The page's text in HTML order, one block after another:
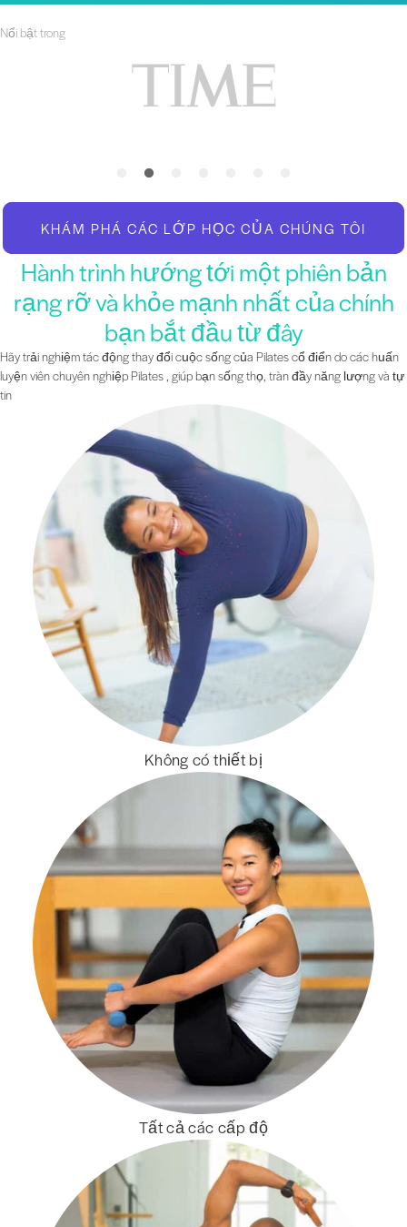
Nổi bật trong
KHÁM PHÁ CÁC LỚP HỌC CỦA CHÚNG TÔI
Hành trình hướng tới một phiên bản
rạng rỡ và khỏe mạnh nhất của chính
bạn bắt đầu từ đây
Hãy trải nghiệm tác động thay đổi cuộc sống của Pilates cổ điển do các huấn
luyện viên chuyên nghiệp Pilates , giúp bạn sống thọ, tràn đầy năng lượng và tự
tin
Không có thiết bị
Tất cả các cấp độ